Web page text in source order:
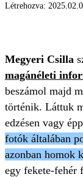
Létrehozva:
Megyeri Csilla
magánéleti
beszámol majd
történik. Láttuk
edzésen vagy
fotók általában
azonban homok
egy fekete-fehér